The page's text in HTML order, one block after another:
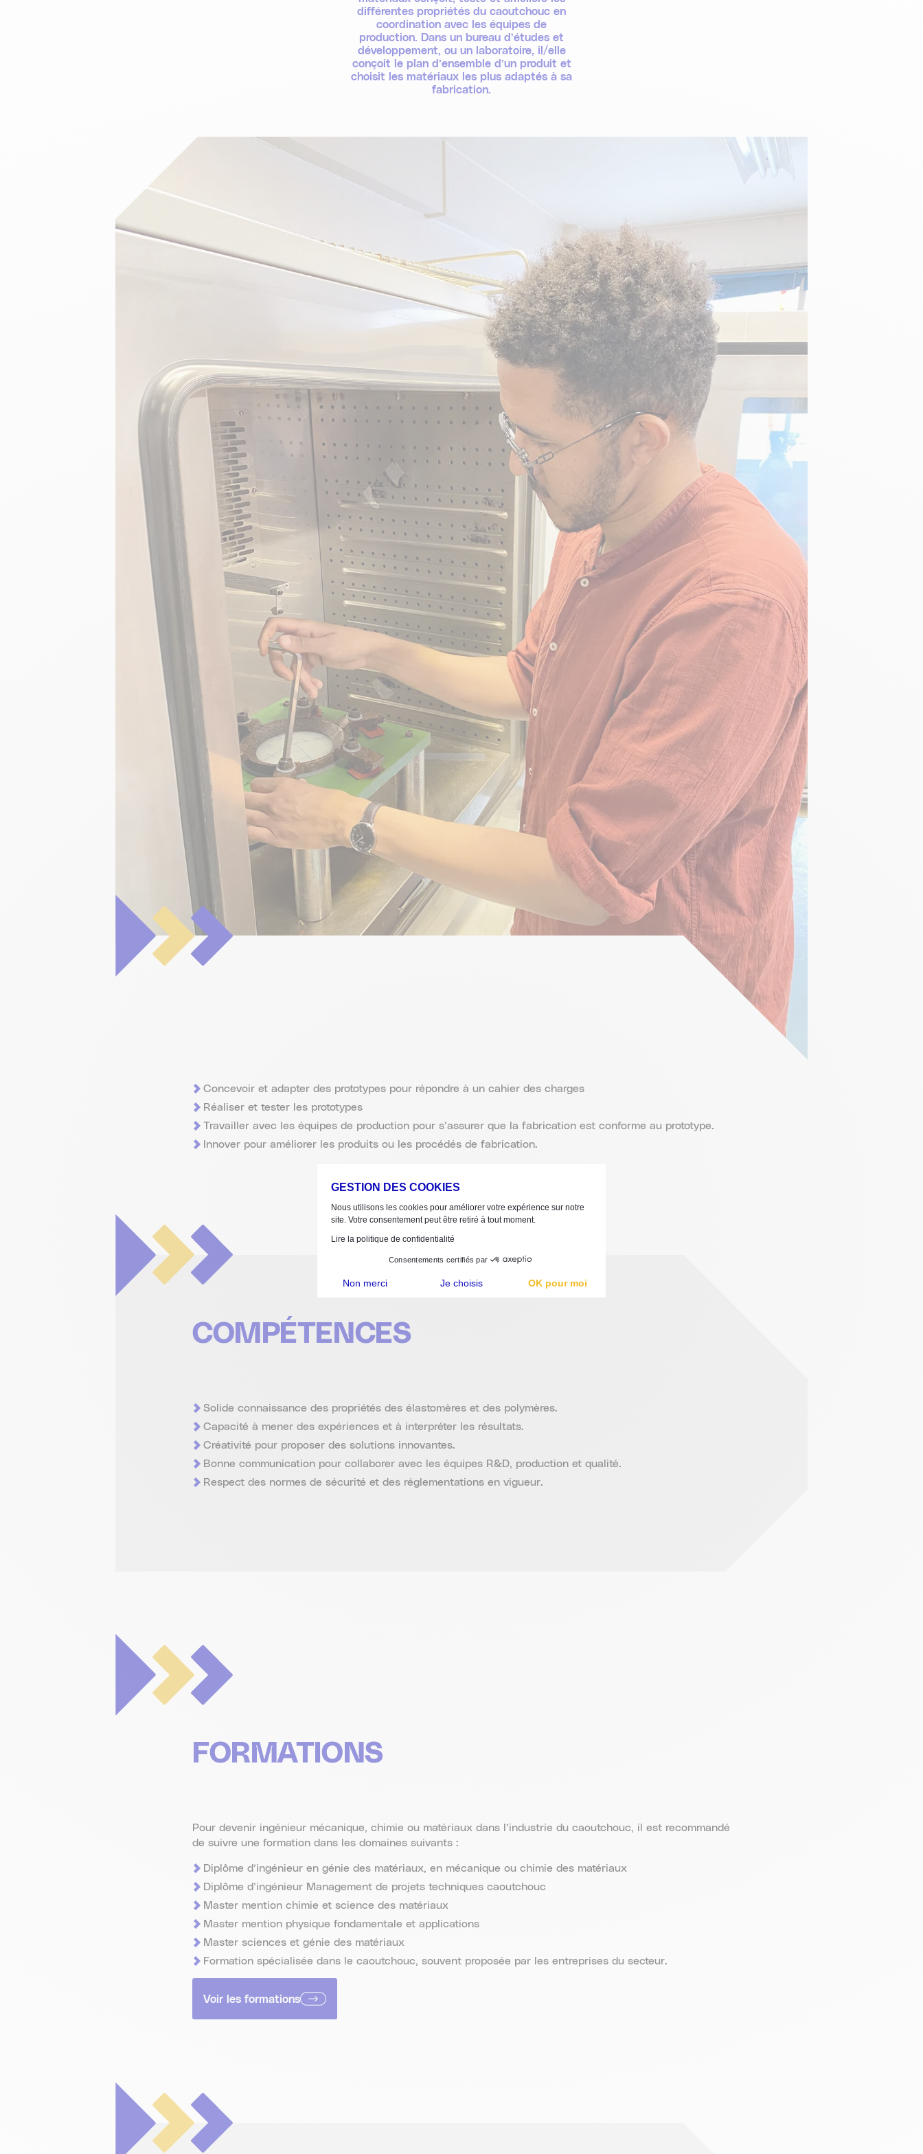
GESTION DES COOKIES
Nous utilisons les cookies pour améliorer votre expérience sur notre
site. Votre consentement peut être retiré à tout moment.
Lire la politique de confidentialité
Consentements certifiés par
Non merci Je choisis OK pour moi
différentes propriétés du caoutchouc en
coordination avec les équipes de
production. Dans un bureau d’études et
développement, ou un laboratoire, il/elle
conçoit le plan d’ensemble d’un produit et
choisit les matériaux les plus adaptés à sa
fabrication.
Concevoir et adapter des prototypes pour répondre à un cahier des charges
Réaliser et tester les prototypes
Travailler avec les équipes de production pour s’assurer que la fabrication est conforme au prototype.
Innover pour améliorer les produits ou les procédés de fabrication.
COMPÉTENCES
Solide connaissance des propriétés des élastomères et des polymères.
Capacité à mener des expériences et à interpréter les résultats.
Créativité pour proposer des solutions innovantes.
Bonne communication pour collaborer avec les équipes R&D, production et qualité.
Respect des normes de sécurité et des réglementations en vigueur.
FORMATIONS
Pour devenir ingénieur mécanique, chimie ou matériaux dans l’industrie du caoutchouc, il est recommandé
de suivre une formation dans les domaines suivants :
Diplôme d’ingénieur en génie des matériaux, en mécanique ou chimie des matériaux
Diplôme d’ingénieur Management de projets techniques caoutchouc
Master mention chimie et science des matériaux
Master mention physique fondamentale et applications
Master sciences et génie des matériaux
Formation spécialisée dans le caoutchouc, souvent proposée par les entreprises du secteur.
Voir les formations